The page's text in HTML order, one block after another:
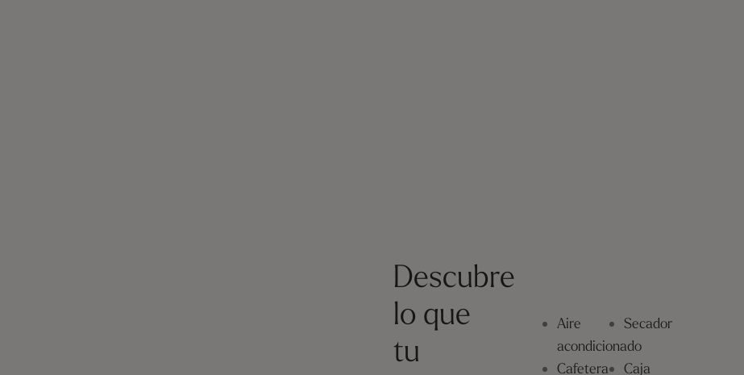
Descubre
lo que
tu
Aire
acondicionado
Secador
Cafetera Caja